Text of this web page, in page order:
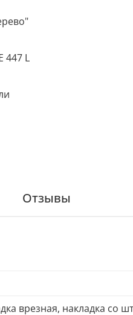
447 L
Отзывы
врезная, накладка со